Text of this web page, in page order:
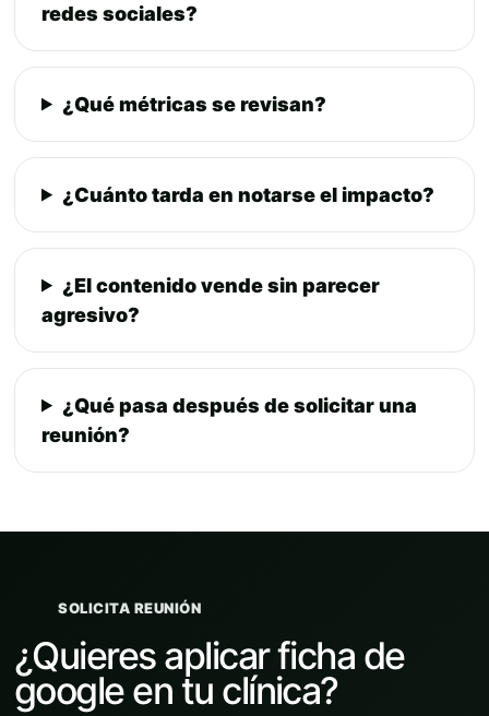
redes sociales?
¿Qué métricas se revisan?
¿Cuánto tarda en notarse el impacto?
¿El contenido vende sin parecer
agresivo?
¿Qué pasa después de solicitar una
reunión?
SOLICITA REUNIÓN
¿Quieres aplicar ficha de
google en tu clínica?